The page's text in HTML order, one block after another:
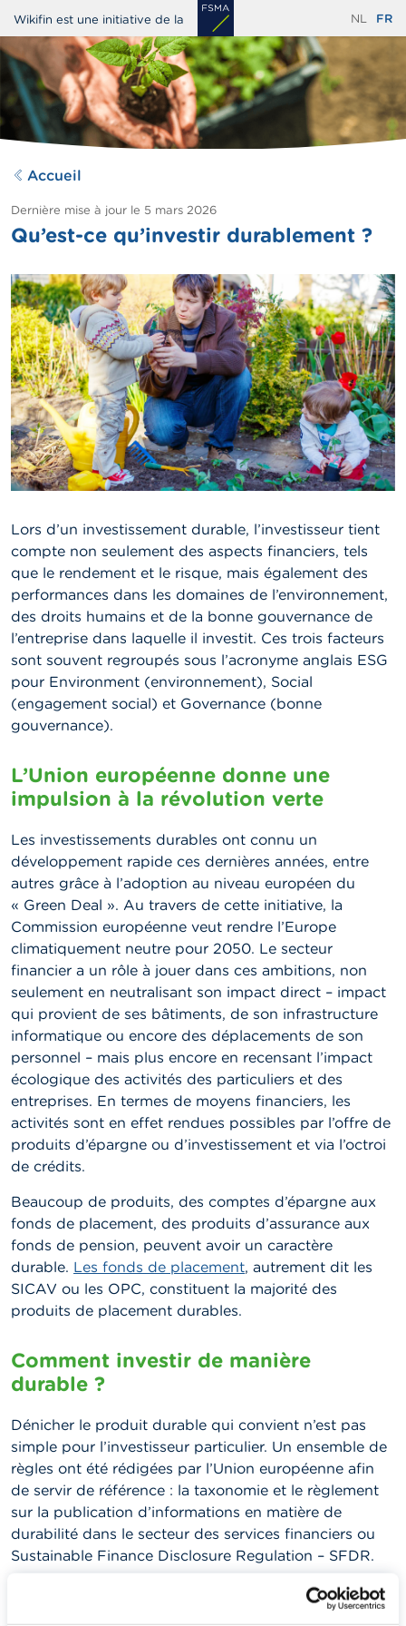
Aller
au
contenu
principal
Wikifin est une initiative de la NL FR
Accueil
Dernière mise à jour le 5 mars 2026
Qu’est-ce qu’investir durablement ?
Lors d’un investissement durable, l’investisseur tient
compte non seulement des aspects financiers, tels
que le rendement et le risque, mais également des
performances dans les domaines de l’environnement,
des droits humains et de la bonne gouvernance de
l’entreprise dans laquelle il investit. Ces trois facteurs
sont souvent regroupés sous l’acronyme anglais ESG
pour Environment (environnement), Social
(engagement social) et Governance (bonne
gouvernance).
L’Union européenne donne une
impulsion à la révolution verte
Les investissements durables ont connu un
développement rapide ces dernières années, entre
autres grâce à l’adoption au niveau européen du
« Green Deal ». Au travers de cette initiative, la
Commission européenne veut rendre l’Europe
climatiquement neutre pour 2050. Le secteur
financier a un rôle à jouer dans ces ambitions, non
seulement en neutralisant son impact direct – impact
qui provient de ses bâtiments, de son infrastructure
informatique ou encore des déplacements de son
personnel – mais plus encore en recensant l’impact
écologique des activités des particuliers et des
entreprises. En termes de moyens financiers, les
activités sont en effet rendues possibles par l’offre de
produits d’épargne ou d’investissement et via l’octroi
de crédits.
Beaucoup de produits, des comptes d’épargne aux
fonds de placement, des produits d’assurance aux
fonds de pension, peuvent avoir un caractère
durable. Les fonds de placement, autrement dit les
SICAV ou les OPC, constituent la majorité des
produits de placement durables.
Comment investir de manière
durable ?
Dénicher le produit durable qui convient n’est pas
simple pour l’investisseur particulier. Un ensemble de
règles ont été rédigées par l’Union européenne afin
de servir de référence : la taxonomie et le règlement
sur la publication d’informations en matière de
durabilité dans le secteur des services financiers ou
Sustainable Finance Disclosure Regulation – SFDR.
La taxonomie est une liste d’activités économiques
durables du point de vue environnemental. Ainsi, elle